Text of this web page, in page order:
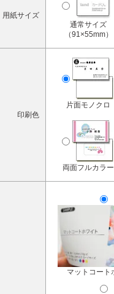
用紙サイズ
通常サイズ
（91×55mm）
印刷色
片面モノクロ
両面フルカラー
マットコート